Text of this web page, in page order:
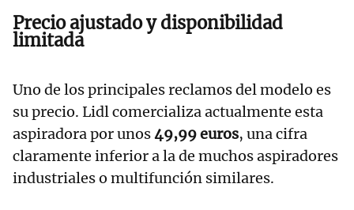
Precio ajustado y disponibilidad
limitada
Uno de los principales reclamos del modelo es
su precio. Lidl comercializa actualmente esta
aspiradora por unos49,99 euros, una cifra
claramente inferior a la de muchos aspiradores
industriales o multifunción similares.